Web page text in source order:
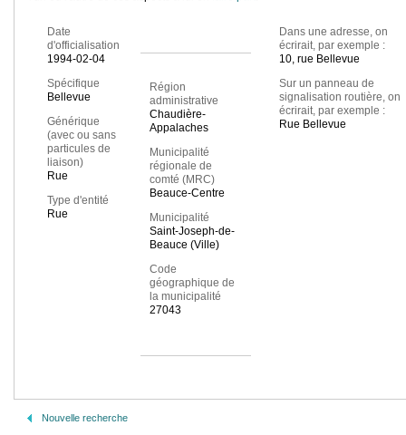
Date
d'officialisation
1994-02-04
Spécifique
Bellevue
Générique
(avec ou sans
particules de
liaison)
Rue
Type d'entité
Rue
Région
administrative
Chaudière-
Appalaches
Municipalité
régionale de
comté (MRC)
Beauce-Centre
Municipalité
Saint-Joseph-de-
Beauce (Ville)
Code
géographique de
la municipalité
27043
Dans une adresse, on
écrirait, par exemple :
10, rue Bellevue
Sur un panneau de
signalisation routière, on
écrirait, par exemple :
Rue Bellevue
Nouvelle recherche